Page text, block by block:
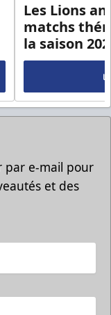
Les Lions
matchs
la saison
par e-mail pour
et des